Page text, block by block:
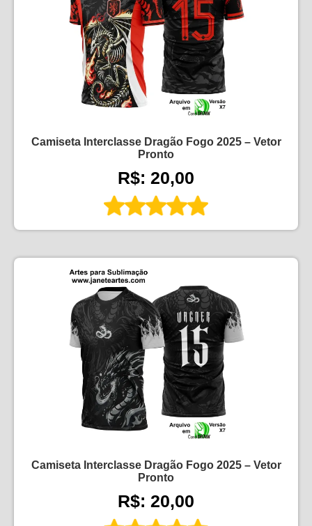
Camiseta Interclasse Dragão Fogo 2025 – Vetor
Pronto
R$: 20,00
Camiseta Interclasse Dragão Fogo 2025 – Vetor
Pronto
R$: 20,00